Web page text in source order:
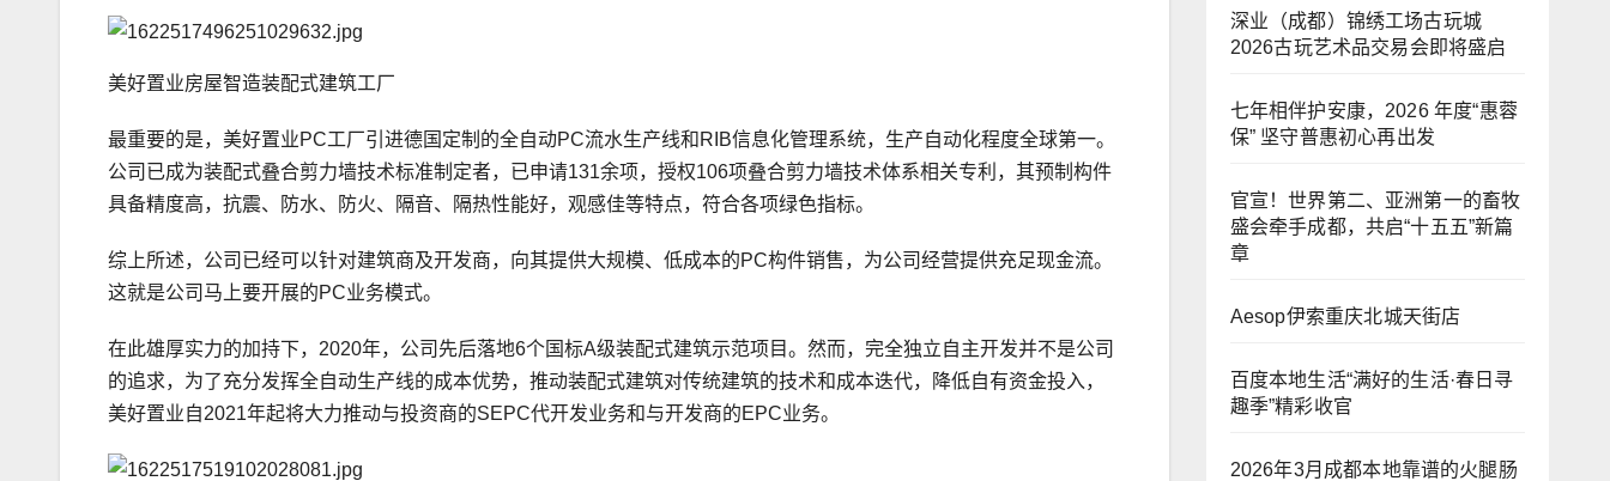
美好置业房屋智造装配式建筑工厂
最重要的是，美好置业PC工厂引进德国定制的全自动PC流水生产线和RIB信息化管理系统，生产自动化程度全球第一。
公司已成为装配式叠合剪力墙技术标准制定者，已申请131余项，授权106项叠合剪力墙技术体系相关专利，其预制构件
具备精度高，抗震、防水、防火、隔音、隔热性能好，观感佳等特点，符合各项绿色指标。
综上所述，公司已经可以针对建筑商及开发商，向其提供大规模、低成本的PC构件销售，为公司经营提供充足现金流。
这就是公司马上要开展的PC业务模式。
在此雄厚实力的加持下，2020年，公司先后落地6个国标A级装配式建筑示范项目。然而，完全独立自主开发并不是公司
的追求，为了充分发挥全自动生产线的成本优势，推动装配式建筑对传统建筑的技术和成本迭代，降低自有资金投入，
美好置业自2021年起将大力推动与投资商的SEPC代开发业务和与开发商的EPC业务。
深业（成都）锦绣工场古玩城
2026古玩艺术品交易会即将盛启
七年相伴护安康，2026 年度“惠蓉
保” 坚守普惠初心再出发
官宣！世界第二、亚洲第一的畜牧
盛会牵手成都，共启“十五五”新篇
章
Aesop伊索重庆北城天街店
百度本地生活“满好的生活·春日寻
趣季”精彩收官
2026年3月成都本地靠谱的火腿肠